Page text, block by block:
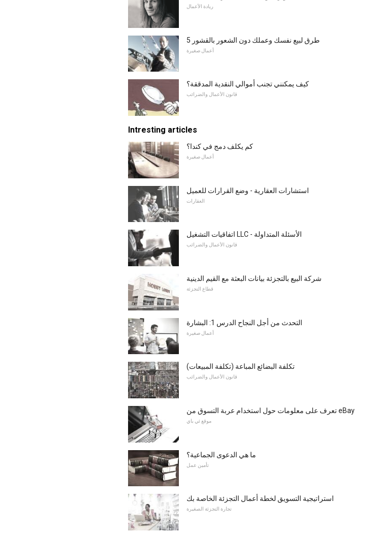
ريادة الأعمال
5 طرق لبيع نفسك وعملك دون الشعور بالقشور
أعمال صغيرة
كيف يمكنني تجنب أموالي النقدية المدققة؟
قانون الأعمال والضرائب
Intresting articles
كم يكلف دمج في كندا؟
أعمال صغيرة
استشارات العقارية - وضع القرارات للعميل
العقارات
اتفاقيات التشغيل LLC - الأسئلة المتداولة
قانون الأعمال والضرائب
شركة البيع بالتجزئة بيانات البعثة مع القيم الدينية
قطاع التجزئة
التحدث من أجل النجاح الدرس 1: البشارة
أعمال صغيرة
تكلفة البضائع المباعة (تكلفة المبيعات)
قانون الأعمال والضرائب
تعرف على معلومات حول استخدام عربة التسوق من eBay
موقع ئي باي
ما هي الدعوى الجماعية؟
تأمين عمل
استراتيجية التسويق لخطة أعمال التجزئة الخاصة بك
تجارة التجزئة الصغيرة